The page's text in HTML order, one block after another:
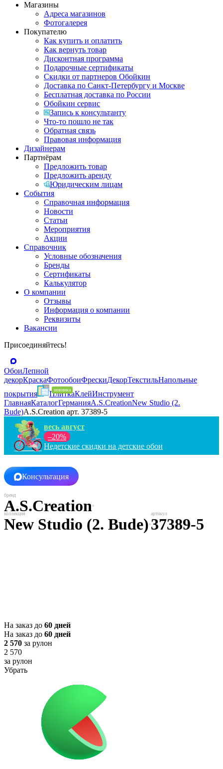
Магазины
Адреса магазинов
Фотогалерея
Покупателю
Как купить и оплатить
Как вернуть товар
Дисконтная программа
Подарочные сертификаты
Скидки от партнеров Обойкин
Доставка по Санкт-Петербургу и Москве
Бесплатная доставка по России
Обойкин сервис
Запись к консультанту
Что-то пошло не так
Обратная связь
Правовая информация
Дизайнерам
Партнёрам
Предложить товар
Предложить аренду
Юридическим лицам
События
Справочная информация
Новости
Статьи
Мероприятия
Акции
Справочник
Условные обозначения
Бренды
Сертификаты
Калькулятор
О компании
Отзывы
Информация о компании
Реквизиты
Вакансии
Присоединяйтесь!
ОбоиЛепной
декорКраскаФотообоиФрескиДекорТекстильНапольные
покрытия
ПлиткаКлейИнструмент
ГлавнаяКаталогГерманияA.S.CreationNew Studio (2.
Bude)A.S.Creation арт. 37389-5
весь август
–20%
Недетские скидки на детские обои
Консультация
A.S.Creation
New Studio (2. Bude)37389-5
На заказ до 60 дней
На заказ до 60 дней
2 570 за рулон
2 570
за рулон
Убрать